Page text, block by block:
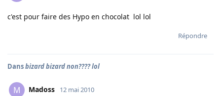
c'est pour faire des Hypo en chocolat lol lol
Répondre
Dansbizard bizard non???? lol
M Madoss 12 mai 2010